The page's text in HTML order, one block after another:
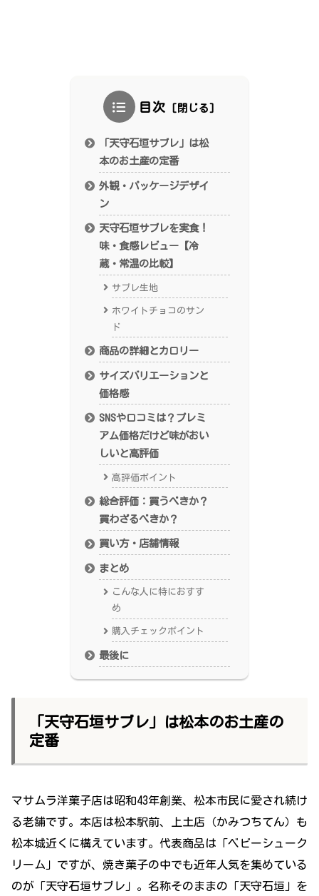
目次
「天守石垣サブレ」は松
本のお土産の定番
外観・パッケージデザイ
ン
天守石垣サブレを実食！
味・食感レビュー【冷
蔵・常温の比較】
サブレ生地
ホワイトチョコのサン
ド
商品の詳細とカロリー
サイズバリエーションと
価格感
SNSや口コミは？プレミ
アム価格だけど味がおい
しいと高評価
高評価ポイント
総合評価：買うべきか？
買わざるべきか？
買い方・店舗情報
まとめ
こんな人に特におすす
め
購入チェックポイント
最後に
「天守石垣サブレ」は松本のお土産の
定番
マサムラ洋菓子店は昭和43年創業、松本市民に愛され続け
る老舗です。本店は松本駅前、上土店（かみつちてん）も
松本城近くに構えています。代表商品は「ベビーシューク
リーム」ですが、焼き菓子の中でも近年人気を集めている
のが「天守石垣サブレ」。名称そのままの「天守石垣」を